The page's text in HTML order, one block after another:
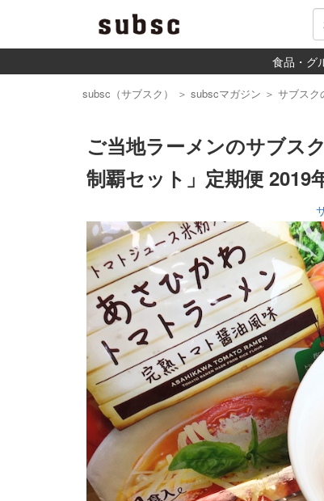
食品・グ
subsc（サブスク） ＞ subscマガジン ＞ サブスク
ご当地ラーメンのサブス
制覇セット」定期便 2019